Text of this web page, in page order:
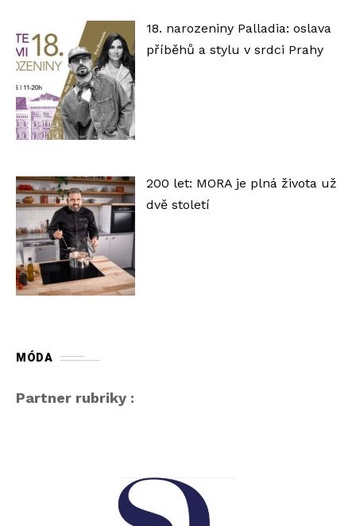
18. narozeniny Palladia: oslava
příběhů a stylu v srdci Prahy
200 let: MORA je plná života už
dvě století
MÓDA
Partner rubriky :